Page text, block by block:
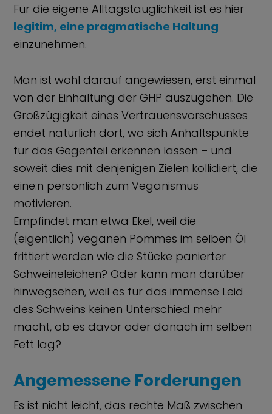
Für die eigene Alltagstauglichkeit ist es hier
legitim, eine pragmatische Haltung
einzunehmen.
Man ist wohl darauf angewiesen, erst einmal
von der Einhaltung der GHP auszugehen. Die
Großzügigkeit eines Vertrauensvorschusses
endet natürlich dort, wo sich Anhaltspunkte
für das Gegenteil erkennen lassen – und
soweit dies mit denjenigen Zielen kollidiert, die
eine:n persönlich zum Veganismus
motivieren.
Empfindet man etwa Ekel, weil die
(eigentlich) veganen Pommes im selben Öl
frittiert werden wie die Stücke panierter
Schweineleichen? Oder kann man darüber
hinwegsehen, weil es für das immense Leid
des Schweins keinen Unterschied mehr
macht, ob es davor oder danach im selben
Fett lag?
Angemessene Forderungen
Es ist nicht leicht, das rechte Maß zwischen